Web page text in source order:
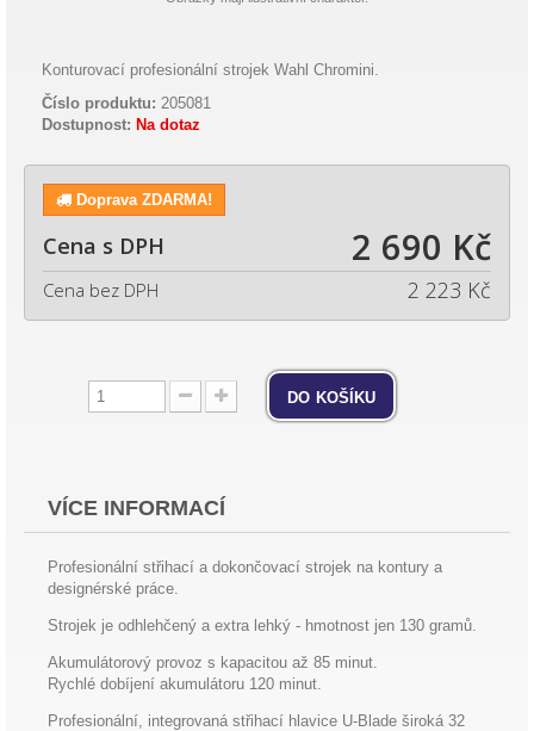
Konturovací profesionální strojek Wahl Chromini.
Číslo produktu: 205081
Dostupnost: Na dotaz
Doprava ZDARMA!
Cena s DPH 2 690 Kč
Cena bez DPH 2 223 Kč
do košíku
VÍCE INFORMACÍ
Profesionální střihací a dokončovací strojek na kontury a
designérské práce.
Strojek je odhlehčený a extra lehký - hmotnost jen 130 gramů.
Akumulátorový provoz s kapacitou až 85 minut.
Rychlé dobíjení akumulátoru 120 minut.
Profesionální, integrovaná střihací hlavice U-Blade široká 32